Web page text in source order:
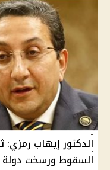
السقوط ورسخت دولة